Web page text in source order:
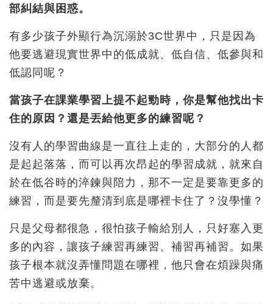
部糾結與困惑。
有多少孩子外顯行為沉溺於3C世界中，只是因為
他要逃避現實世界中的低成就、低自信、低參與和
低認同呢？
當孩子在課業學習上提不起勁時，你是幫他找出卡
住的原因？還是丟給他更多的練習呢？
沒有人的學習曲線是一直往上走的，大部分的人都
是起起落落，而可以再次昂起的學習成就，就來自
於在低谷時的淬鍊與陪力，那不一定是要靠更多的
練習，而是要先釐清到底是哪裡卡住了？沒學懂？
只是父母都很急，很怕孩子輸給別人，只好塞入更
多的內容，讓孩子練習再練習、補習再補習。如果
孩子根本就沒弄懂問題在哪裡，他只會在煩躁與痛
苦中逃避或放棄。